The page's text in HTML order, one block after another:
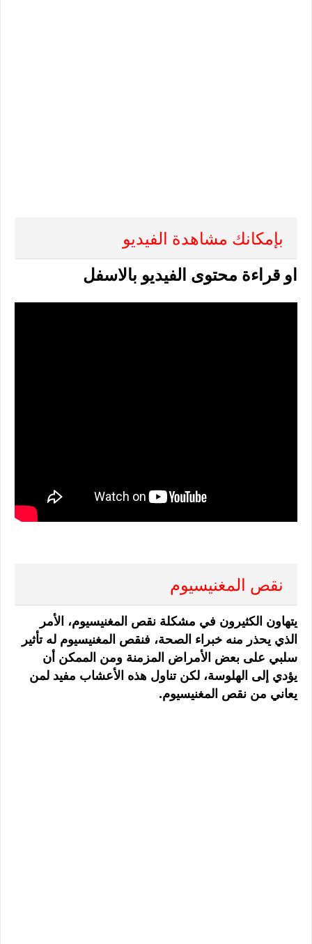
بإمكانك مشاهدة الفيديو
او قراءة محتوى الفيديو بالاسفل
نقص المغنيسيوم
يتهاون الكثيرون في مشكلة نقص المغنيسيوم، الأمر
الذي يحذر منه خبراء الصحة، فنقص المغنيسيوم له تأثير
سلبي على بعض الأمراض المزمنة ومن الممكن أن
يؤدي إلى الهلوسة، لكن تناول هذه الأعشاب مفيد لمن
يعاني من نقص المغنيسيوم.